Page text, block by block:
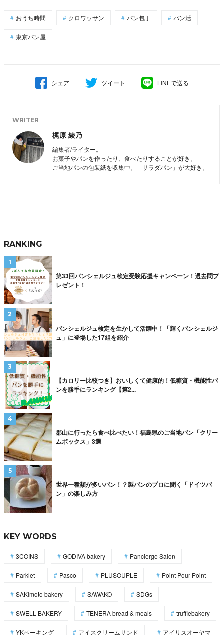
おうち時間 クロワッサン パン包丁 パン活
東京パン屋
シェア ツイート LINEで送る
WRITER
梶原 綾乃
編集者/ライター。
お菓子やパンを作ったり、食べたりすることが好き。
ご当地パンの包装紙を収集中。「サラダパン」が大好き。
RANKING
第33回パンシェルジュ検定受験応援キャンペーン！過去問プ
レゼント！
パンシェルジュ検定を生かして活躍中！「輝くパンシェルジ
ュ」に登場した17組を紹介
【カロリー比較つき】おいしくて健康的！低糖質・機能性パ
ンを勝手にランキング【第2...
郡山に行ったら食べ比べたい！福島県のご当地パン「クリー
ムボックス」3選
世界一種類が多いパン！？製パンのプロに聞く「ドイツパ
ン」の楽しみ方
KEY WORDS
3COINS GODIVA bakery Pancierge Salon
Parklet Pasco PLUSOUPLE Point Pour Point
SAKImoto bakery SAWAKO SDGs
SWELL BAKERY TENERA bread & meals trufflebakery
YKベーキング アイスクリームサンド アイリスオーヤマ